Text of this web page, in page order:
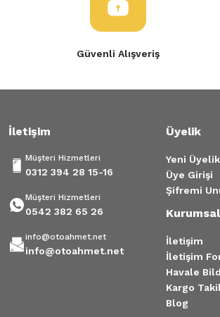
Bu ürüne benzer farklı alternatifler olmalı.
Tükendi
Clio 4 Fluence Aks Keçesi Edc Şanzıman-
Güvenli Alışveriş
İletişim
Müşteri Hizmetleri
0312 394 28 15-16
Müşteri Hizmetleri
0542 382 65 26
info@otoahmet.net
info@otoahmet.net
Üyelik
Yeni Üyelik
Üye Girişi
Şifremi
Kurumsal
İletişim
İletişim
Havale
Kargo
Blog